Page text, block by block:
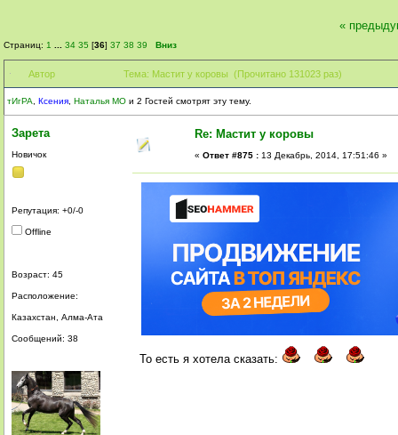
Страниц: 1 34 35 [36] 37 38 39 Вниз
«
Автор Тема: Мастит у коровы (Прочитано 131023 раз)
тИгРА Ксения Наталья МО и 2 Гостей смотрят эту тему.
Зарета
Новичок
Репутация: +0/-0
Offline
Возраст: 45
Расположение:
Казахстан, Алма-Ата
Сообщений: 38
Re: Мастит у коровы
« Ответ #875 : 13 Декабрь, 2014, 17:51:46 »
То есть я хотела сказать: